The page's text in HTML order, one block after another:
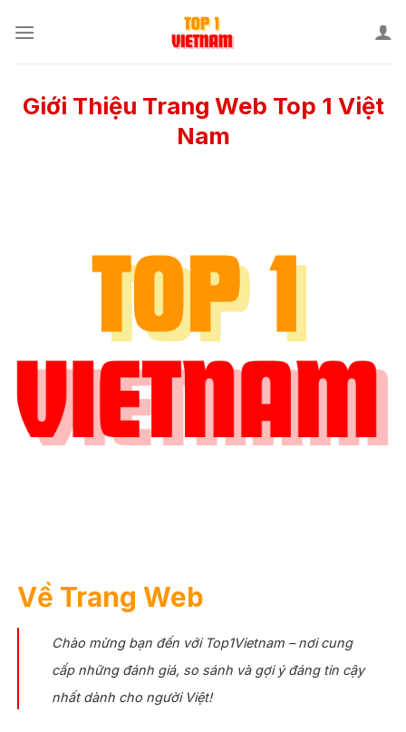
Giới Thiệu Trang Web Top 1 Việt
Nam
Về Trang Web
Chào mừng bạn đến với Top1Vietnam – nơi cung
cấp những đánh giá, so sánh và gợi ý đáng tin cậy
nhất dành cho người Việt!